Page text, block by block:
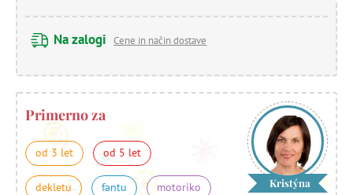
Na zalogi Cene in način dostave
Primerno za
od 3 let od 5 let
dekletu fantu motoriko Kristýna